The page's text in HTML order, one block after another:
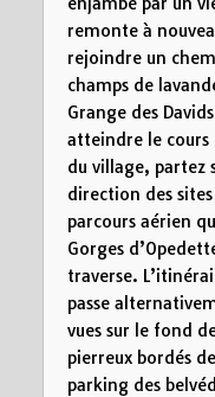
remonte à
rejoindre un
champs de
Grange des
atteindre le cours
du village, partez
direction des sites
parcours aérien
Gorges
traverse.
passe
vues sur le fond
pierreux bordés
parking des